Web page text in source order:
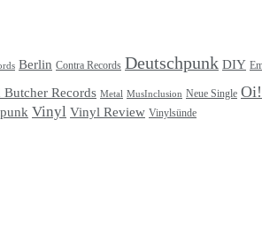
Berlin Contra Records Deutschpunk DIY
Butcher Records Metal MusInclusion Neue Single Oi!
Vinyl Vinyl Review Vinylsünde